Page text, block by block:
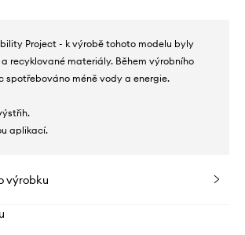
Project - k výrobě tohoto modelu byly
recyklované materiály. Během výrobního
spotřebováno méně vody a energie.
aplikací.
výrobku